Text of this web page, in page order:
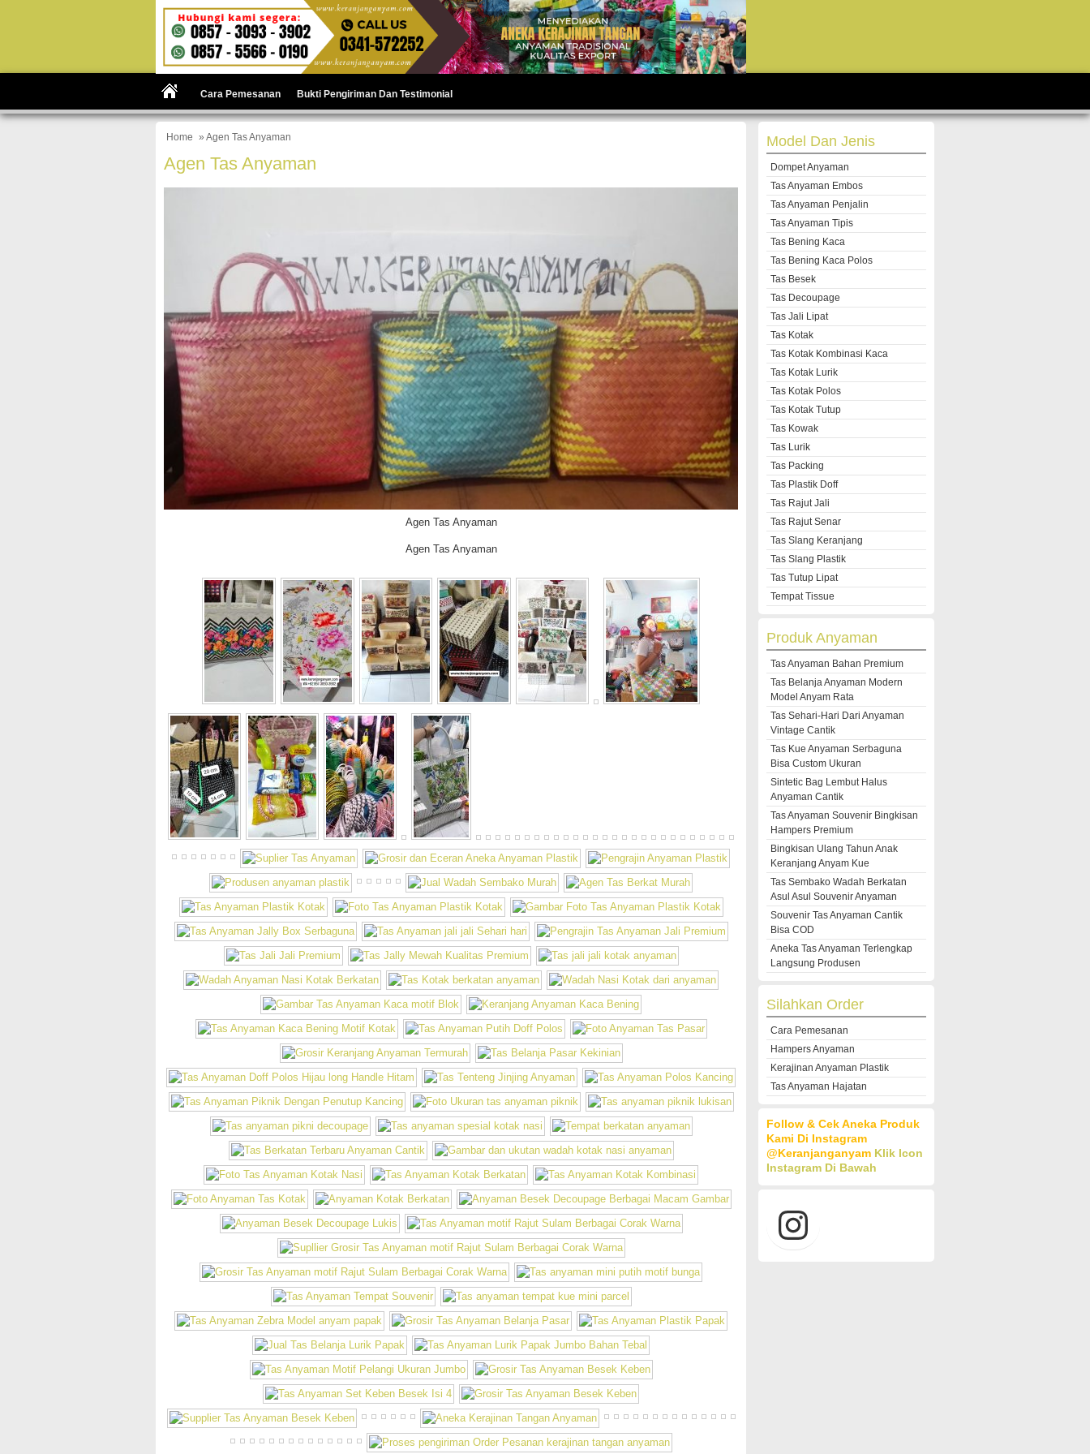
Cara Pemesanan Bukti Pengiriman Dan Testimonial
Home » Agen Tas Anyaman
Agen Tas Anyaman
Agen Tas Anyaman
Agen Tas Anyaman
Model Dan Jenis
Dompet Anyaman
Tas Anyaman Embos
Tas Anyaman Penjalin
Tas Anyaman Tipis
Tas Bening Kaca
Tas Bening Kaca Polos
Tas Besek
Tas Decoupage
Tas Jali Lipat
Tas Kotak
Tas Kotak Kombinasi Kaca
Tas Kotak Lurik
Tas Kotak Polos
Tas Kotak Tutup
Tas Kowak
Tas Lurik
Tas Packing
Tas Plastik Doff
Tas Rajut Jali
Tas Rajut Senar
Tas Slang Keranjang
Tas Slang Plastik
Tas Tutup Lipat
Tempat Tissue
Produk Anyaman
Tas Anyaman Bahan Premium
Tas Belanja Anyaman Modern
Model Anyam Rata
Tas Sehari-Hari Dari Anyaman
Vintage Cantik
Tas Kue Anyaman Serbaguna
Bisa Custom Ukuran
Sintetic Bag Lembut Halus
Anyaman Cantik
Tas Anyaman Souvenir Bingkisan
Hampers Premium
Bingkisan Ulang Tahun Anak
Keranjang Anyam Kue
Tas Sembako Wadah Berkatan
Asul Asul Souvenir Anyaman
Souvenir Tas Anyaman Cantik
Bisa COD
Aneka Tas Anyaman Terlengkap
Langsung Produsen
Silahkan Order
Cara Pemesanan
Hampers Anyaman
Kerajinan Anyaman Plastik
Tas Anyaman Hajatan
Follow & Cek Aneka Produk
Kami Di Instagram
@keranjanganyam Klik Icon
Instagram Di Bawah